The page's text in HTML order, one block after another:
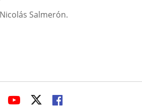
Salmerón.
LINK
LINKLINK